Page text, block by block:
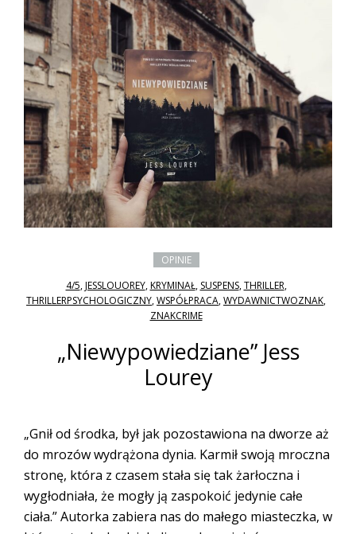
OPINIE
4/5,JESSLOUOREY,KRYMINAŁ, SUSPENS,THRILLER,
THRILLERPSYCHOLOGICZNY,WSPÓŁPRACA,WYDAWNICTWOZNAK,
ZNAKCRIME
„Niewypowiedziane” Jess
Lourey
„Gnił od środka, był jak pozostawiona na dworze aż
do mrozów wydrążona dynia. Karmił swoją mroczna
stronę, która z czasem stała się tak żarłoczna i
wygłodniała, że mogły ją zaspokoić jedynie całe
ciała.” Autorka zabiera nas do małego miasteczka, w